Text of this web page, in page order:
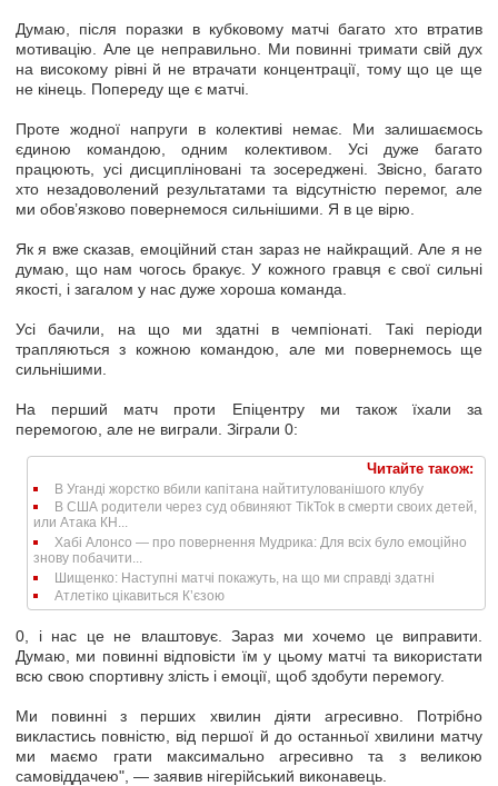
Думаю, після поразки в кубковому матчі багато хто втратив
мотивацію. Але це неправильно. Ми повинні тримати свій дух
на високому рівні й не втрачати концентрації, тому що це ще
не кінець. Попереду ще є матчі.
Проте жодної напруги в колективі немає. Ми залишаємось
єдиною командою, одним колективом. Усі дуже багато
працюють, усі дисципліновані та зосереджені. Звісно, багато
хто незадоволений результатами та відсутністю перемог, але
ми обов’язково повернемося сильнішими. Я в це вірю.
Як я вже сказав, емоційний стан зараз не найкращий. Але я не
думаю, що нам чогось бракує. У кожного гравця є свої сильні
якості, і загалом у нас дуже хороша команда.
Усі бачили, на що ми здатні в чемпіонаті. Такі періоди
трапляються з кожною командою, але ми повернемось ще
сильнішими.
На перший матч проти Епіцентру ми також їхали за
перемогою, але не виграли. Зіграли 0:
Читайте також:
В Уганді жорстко вбили капітана найтитулованішого клубу
В США родители через суд обвиняют TikTok в смерти своих детей,
или Атака КН...
Хабі Алонсо — про повернення Мудрика: Для всіх було емоційно
знову побачити...
Шищенко: Наступні матчі покажуть, на що ми справді здатні
Атлетіко цікавиться К’єзою
0, і нас це не влаштовує. Зараз ми хочемо це виправити.
Думаю, ми повинні відповісти їм у цьому матчі та використати
всю свою спортивну злість і емоції, щоб здобути перемогу.
Ми повинні з перших хвилин діяти агресивно. Потрібно
викластись повністю, від першої й до останньої хвилини матчу
ми маємо грати максимально агресивно та з великою
самовіддачею", — заявив нігерійський виконавець.